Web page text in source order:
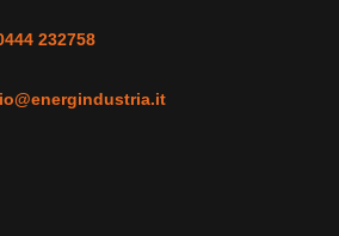
232758